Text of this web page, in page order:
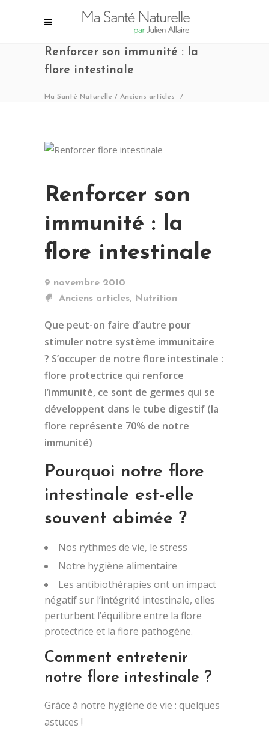
Renforcer son immunité : la
flore intestinale
Ma Santé Naturelle / Anciens articles /
Renforcer son
immunité : la
flore intestinale
9 novembre 2010
Anciens articles, Nutrition
Que peut-on faire d’autre pour
stimuler notre système immunitaire
? S’occuper de notre flore intestinale :
flore protectrice qui renforce
l’immunité, ce sont de germes qui se
développent dans le tube digestif (la
flore représente 70% de notre
immunité)
Pourquoi notre flore
intestinale est-elle
souvent abimée ?
Nos rythmes de vie, le stress
Notre hygiène alimentaire
Les antibiothérapies ont un impact
négatif sur l’intégrité intestinale, elles
perturbent l’équilibre entre la flore
protectrice et la flore pathogène.
Comment entretenir
notre flore intestinale ?
Gràce à notre hygiène de vie : quelques
astuces !